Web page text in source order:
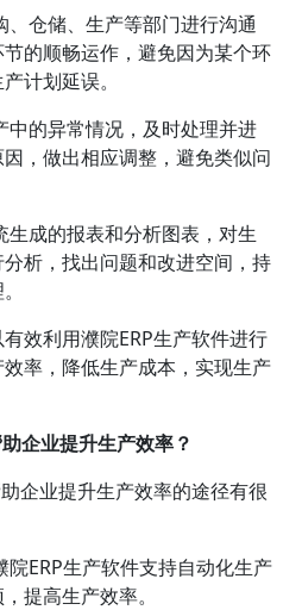
、仓储、生产等部门进行沟通
的顺畅运作，避免因为某个环
计划延误。
中的异常情况，及时处理并进
，做出相应调整，避免类似问
生成的报表和分析图表，对生
析，找出问题和改进空间，持
效利用濮院ERP生产软件进行
率，降低生产成本，实现生产
企业提升生产效率？
企业提升生产效率的途径有很
院ERP生产软件支持自动化生产
提高生产效率。